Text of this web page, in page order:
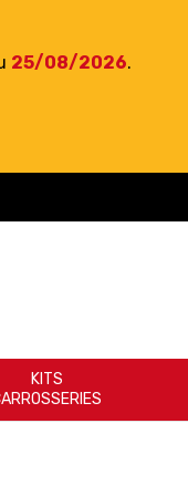
25/08/2026.
KITS